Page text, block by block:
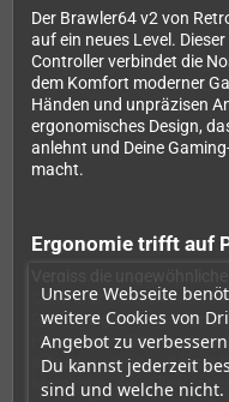
Unsere Webseite
weitere Cookies von
Angebot zu
Du kannst jederzeit
sind und welche nicht.
Der Brawler64 v2 von
auf ein neues Level.
Controller verbindet die
dem Komfort moderner
Händen und unpräzisen
ergonomisches Design,
anlehnt und Deine
macht.
Ergonomie trifft auf
Controllers. Der
Griff-Design mit
Hand liegen. Der
jede Bewegung und lässt
Momenten die volle